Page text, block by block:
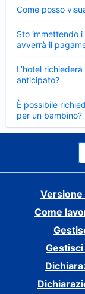
Come posso
chiuso
Sto immettendo
avverrà il
chiuso
L’hotel
anticipato?
chiuso
È possibile
per un bambino?
Elemento
chiuso
Come